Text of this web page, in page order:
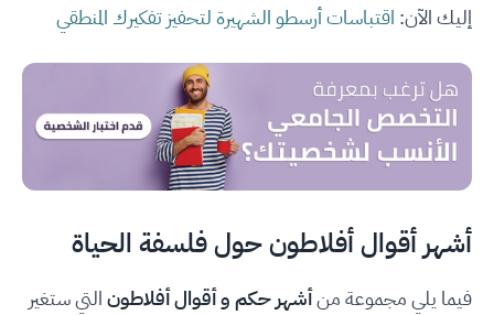
إليك الآن: اقتباسات أرسطو الشهيرة لتحفيز تفكيرك المنطقي
أشهر أقوال أفلاطون حول فلسفة الحياة
فيما يلي مجموعة منأشهر حكم و أقوال أفلاطونالتي ستغير